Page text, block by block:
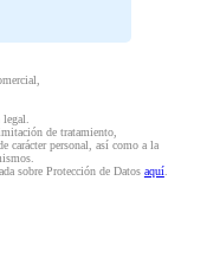
de tratamiento,
carácter personal, así como a la
sobre Protección de Datos aquí.